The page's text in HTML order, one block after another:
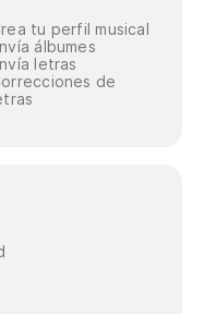
tu perfil musical
álbumes
letras
de